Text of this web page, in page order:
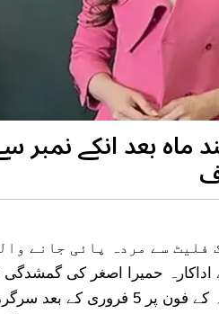
بعد انکے نمبر
کو ڈیفنس فیز 6 کے ایک فلیٹ سے مردہ
ہوئے ہیں۔9 ماہ سے اداکارہ حمیرا
تہلکہ خیز دعوی کیا ہے کہ